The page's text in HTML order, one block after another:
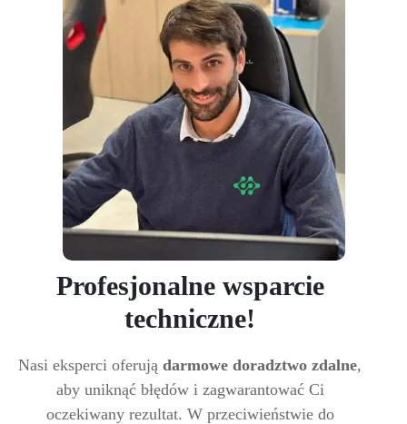
Profesjonalne wsparcie
techniczne!
Nasi eksperci oferują darmowe doradztwo zdalne,
aby uniknąć błędów i zagwarantować Ci
oczekiwany rezultat. W przeciwieństwie do